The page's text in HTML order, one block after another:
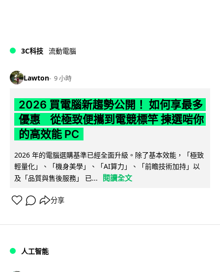
3C科技 流動電腦
Lawton 9 小時
2026 買電腦新趨勢公開！ 如何享最多
優惠 從極致便攜到電競標竿 揀選啱你
的高效能 PC
2026 年的電腦選購基準已經全面升級。除了基本效能，「極致
輕量化」、「機身美學」、「AI算力」、「前瞻技術加持」以
及「品質與售後服務」 已...
閱讀全文
分享
人工智能